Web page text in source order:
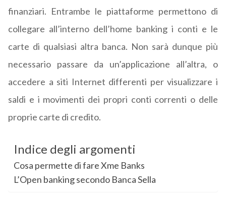
finanziari. Entrambe le piattaforme permettono di
collegare all’interno dell’home banking i conti e le
carte di qualsiasi altra banca. Non sarà dunque più
necessario passare da un’applicazione all’altra, o
accedere a siti Internet differenti per visualizzare i
saldi e i movimenti dei propri conti correnti o delle
proprie carte di credito.
Indice degli argomenti
Cosa permette di fare Xme Banks
L’Open banking secondo Banca Sella